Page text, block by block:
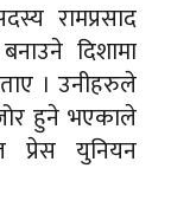
रामप्रसाद
दिशामा
। उनीहरुले
हुने भएकाले
प्रेस युनियन